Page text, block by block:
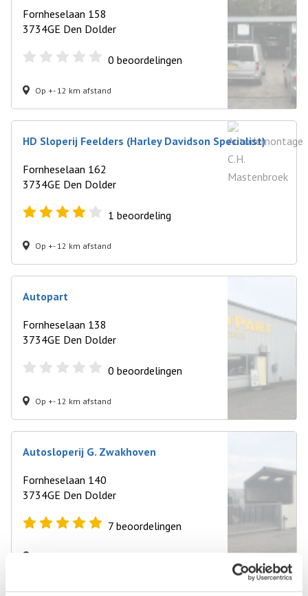
Fornheselaan 158
3734GE Den Dolder
0 beoordelingen
Op +- 12 km afstand
HD Sloperij Feelders (Harley Davidson Specialist)
Fornheselaan 162
3734GE Den Dolder
1 beoordeling
Op +- 12 km afstand
Autopart
Fornheselaan 138
3734GE Den Dolder
0 beoordelingen
Op +- 12 km afstand
Autosloperij G. Zwakhoven
Fornheselaan 140
3734GE Den Dolder
7 beoordelingen